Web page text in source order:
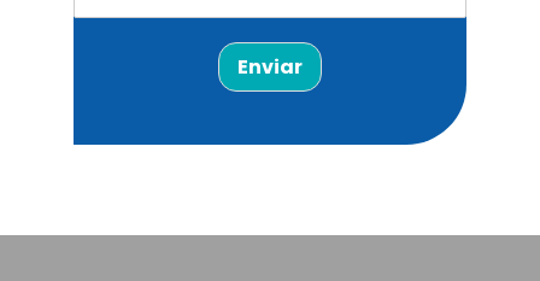
Enviar